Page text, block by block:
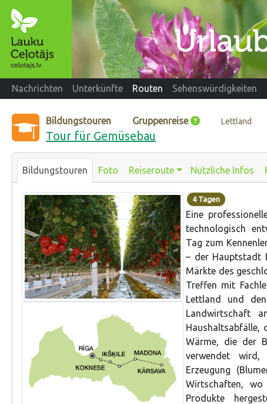
Nachrichten Unterkünfte Routen Sehenswürdigkeiten
Bildungstouren Gruppenreise Lettland
Tour für Gemüsebau
Bildungstouren Foto Reiseroute Nützliche Infos
4 Tagen
Eine
technologisch
Tag zum
– der Hauptstadt
Märkte des
Treffen mit
Lettland und
Landwirtschaft
Haushaltsabfälle,
Wärme, die der
verwendet
Erzeugung
Wirtschaften,
Produkte